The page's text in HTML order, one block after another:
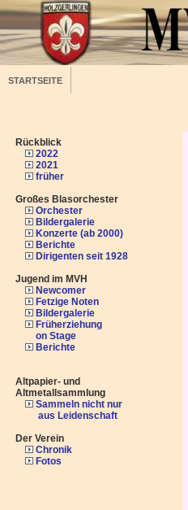
STARTSEITE
Rückblick
2022
2021
früher
Großes Blasorchester
Orchester
Bildergalerie
Konzerte (ab 2000)
Berichte
Dirigenten seit 1928
Jugend im MVH
Newcomer
Fetzige Noten
Bildergalerie
Früherziehung
on Stage
Berichte
Altpapier- und
Altmetallsammlung
Sammeln nicht nur
aus Leidenschaft
Der Verein
Chronik
Fotos